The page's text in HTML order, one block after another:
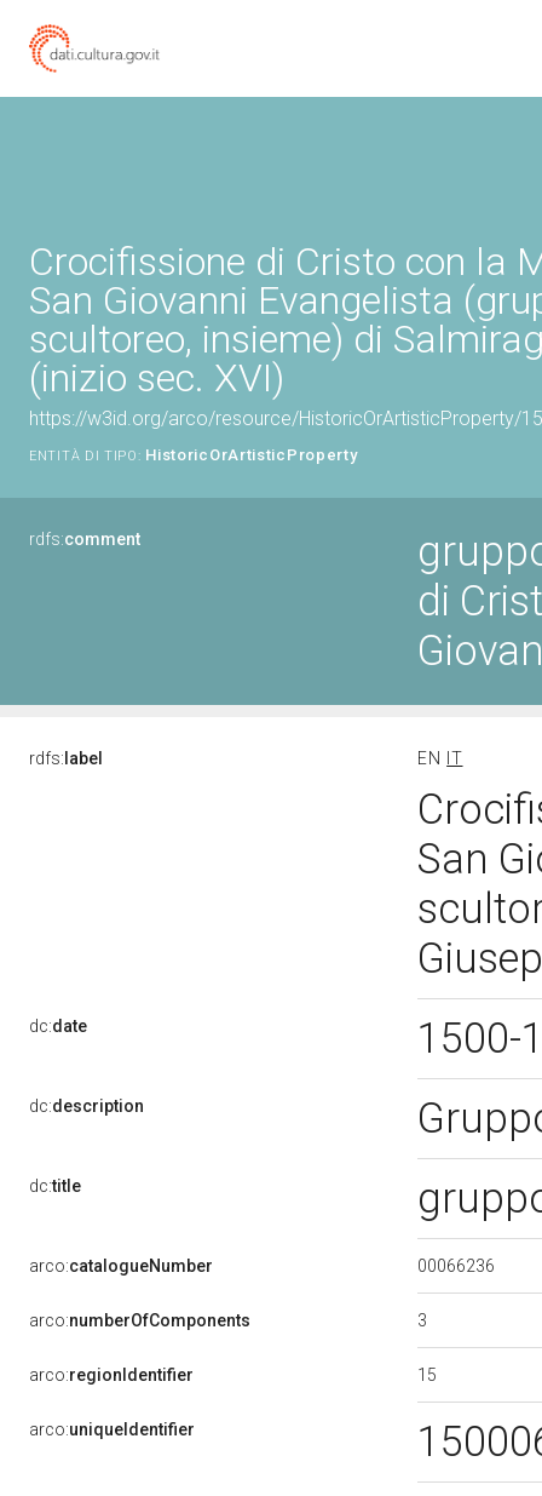
Crocifissione di Cristo con la
San Giovanni Evangelista
scultoreo, insieme) di
(inizio sec. XVI)
https://w3id.org/arco/resource/HistoricOrArtisticProperty/
ENTITÀ DI TIPO: HistoricOrArtisticProperty
rdfs:comment
di
rdfs: label EN IT
San
dc:date 1500-
dc:description
dc:title
arco:catalogueNumber 00066236
arco:numberOfComponents 3
arco:regionIdentifier 15
arco:uniqueIdentifier